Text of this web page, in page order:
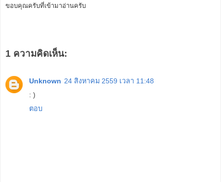
ขอบคุณครับที่เข้ามาอ่านครับ
1 ความคิดเห็น:
Unknown 24 สิงหาคม 2559 เวลา 11:48
: )
ตอบ